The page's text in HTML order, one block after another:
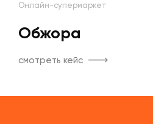
Онлайн-супермаркет
Обжора
смотреть кейс